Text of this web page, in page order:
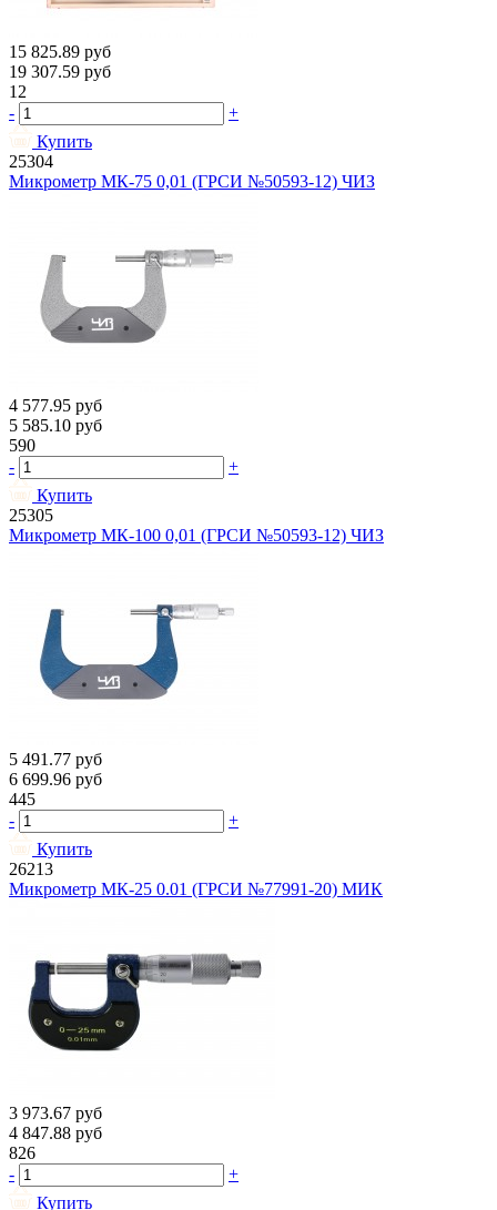
15 825.89 руб
19 307.59 руб
12
-
+
Купить
25304
Микрометр МК-75 0,01 (ГРСИ №50593-12) ЧИЗ
4 577.95 руб
5 585.10 руб
590
-
+
Купить
25305
Микрометр МК-100 0,01 (ГРСИ №50593-12) ЧИЗ
5 491.77 руб
6 699.96 руб
445
-
+
Купить
26213
Микрометр МК-25 0.01 (ГРСИ №77991-20) МИК
3 973.67 руб
4 847.88 руб
826
-
+
Купить